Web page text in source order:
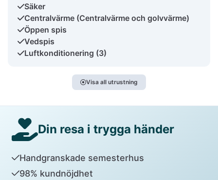
Säker
Centralvärme (Centralvärme och golvvärme)
Öppen spis
Vedspis
Luftkonditionering (3)
Visa all utrustning
Din resa i trygga händer
Handgranskade semesterhus
98% kundnöjdhet